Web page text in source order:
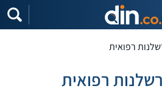
רפואית
רפואית